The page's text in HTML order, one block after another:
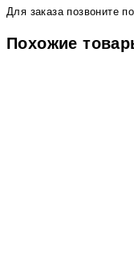
Для заказа позвоните
Похожие